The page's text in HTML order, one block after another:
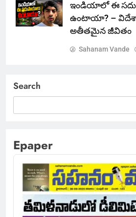
ఇండియాలో‌ ఈ
ఉంటాయా? –
అతీతమైన జీవితం
Sahanam Vande
Search
Epaper